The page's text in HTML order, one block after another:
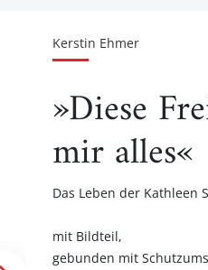
Kerstin Ehmer
»Diese
mir alles«
Das Leben der Kathleen
mit Bildteil,
gebunden mit